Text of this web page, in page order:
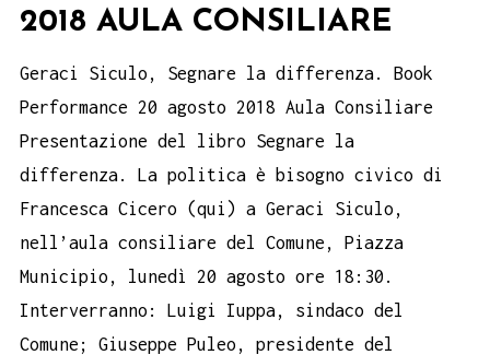
2018 AULA CONSILIARE
Geraci Siculo, Segnare la differenza. Book
Performance 20 agosto 2018 Aula Consiliare
Presentazione del libro Segnare la
differenza. La politica è bisogno civico di
Francesca Cicero (qui) a Geraci Siculo,
nell’aula consiliare del Comune, Piazza
Municipio, lunedì 20 agosto ore 18:30.
Interverranno: Luigi Iuppa, sindaco del
Comune; Giuseppe Puleo, presidente del